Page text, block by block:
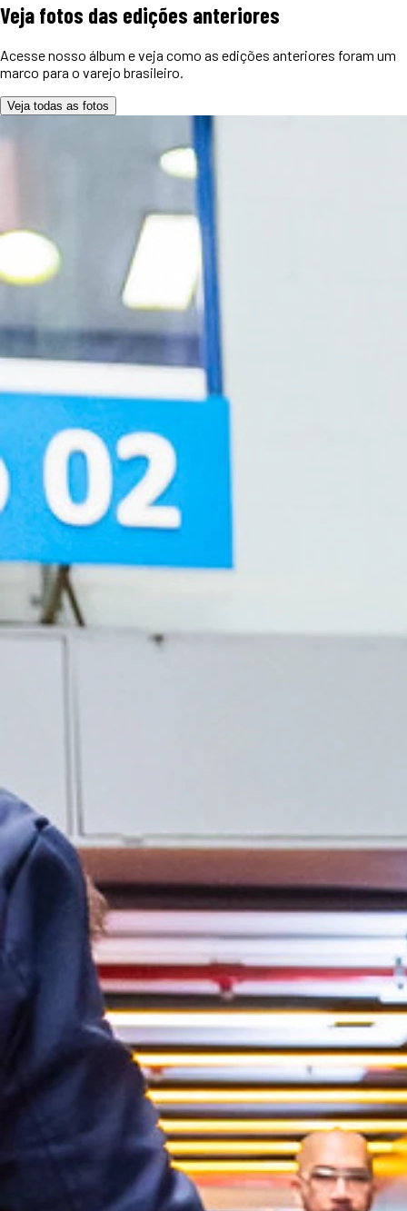
Veja fotos das edições anteriores
Acesse nosso álbum e veja como as edições anteriores foram um
marco para o varejo brasileiro.
Veja todas as fotos